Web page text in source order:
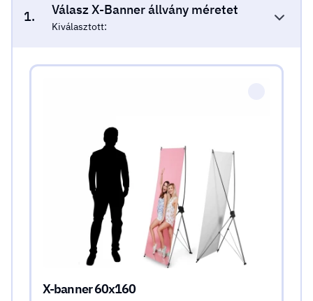
1. Válasz X-Banner állvány méretet
Kiválasztott:
Válasz X-Banner állvány méretet
X-banner 60x160